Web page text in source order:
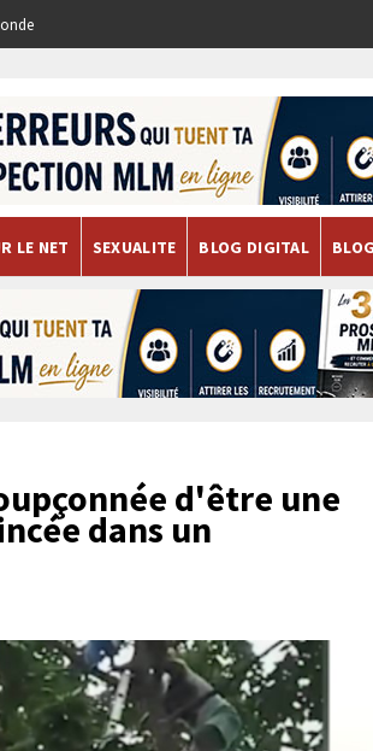
LE NET SEXUALITE BLOG DIGITAL
d'être une
dans un